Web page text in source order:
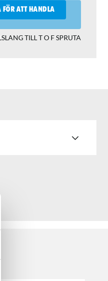
FÖR ATT HANDLA
I VARUKORGEN
TILL T O F SPRUTA